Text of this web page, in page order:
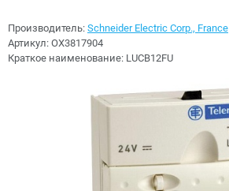
Производитель: Schneider Electric Corp., France
Артикул: OX3817904
Краткое наименование: LUCB12FU